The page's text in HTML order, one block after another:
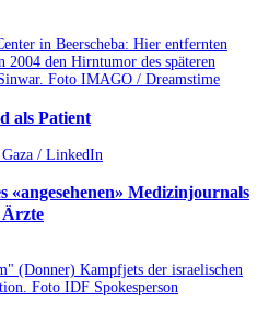
als Patient
«angesehenen» Medizinjournals
Ärzte